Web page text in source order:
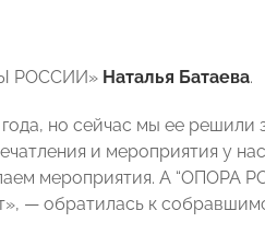
РОССИИ» Наталья Батаева.
но сейчас мы ее решили
и мероприятия у
мероприятия. А “ОПОРА
— обратилась к